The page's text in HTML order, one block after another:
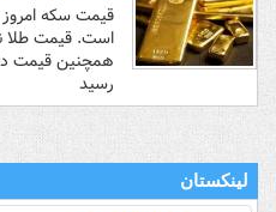
رسید
لینکستان